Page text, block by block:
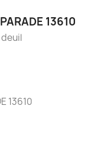
13610
13610